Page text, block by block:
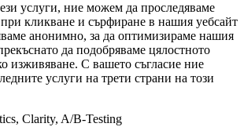
услуги, ние можем да проследяваме
кликване и сърфиране в нашия уебсайт
анонимно, за да оптимизираме нашия
да подобряваме цялостното
изживяване. С вашето съгласие ние
услуги на трети страни на този
Clarity, A/B-Testing